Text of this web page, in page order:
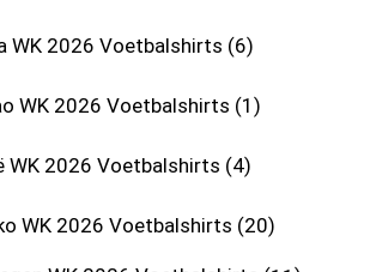
WK 2026 Voetbalshirts 6
WK 2026 Voetbalshirts 1
WK 2026 Voetbalshirts 4
WK 2026 Voetbalshirts 20